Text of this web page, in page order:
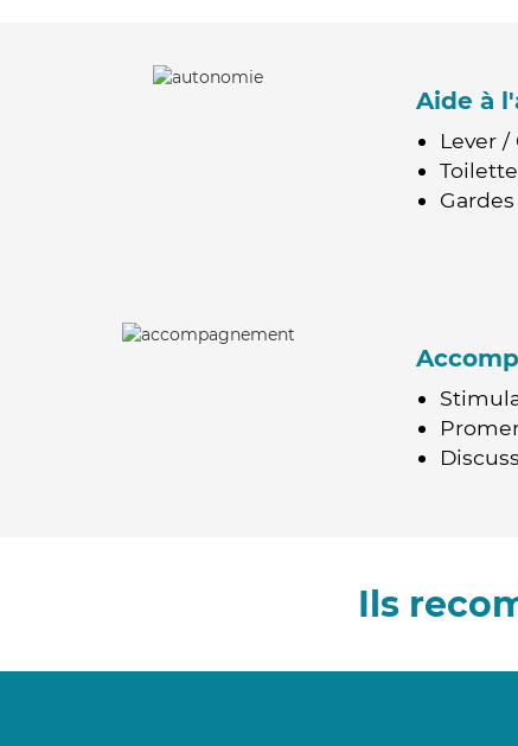
Aide à
Lever /
Ils